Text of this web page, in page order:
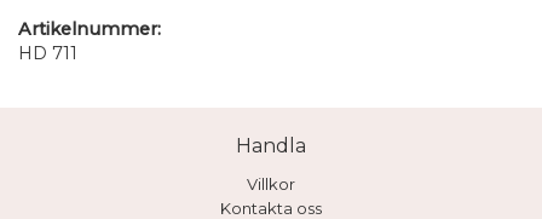
Artikelnummer:
HD 711
Handla
Villkor
Kontakta oss